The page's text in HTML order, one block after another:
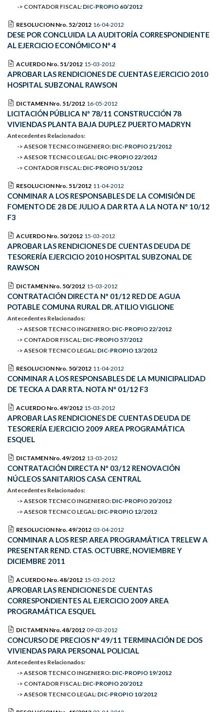
-> CONTADOR FISCAL: DIC-PROPIO 60/2012
RESOLUCION Nro. 52/2012 16-04-2012
DESE POR CONCLUIDA LA AUDITORÍA CORRESPONDIENTE
AL EJERCICIO ECONÓMICO Nº 4
ACUERDO Nro. 51/2012 15-03-2012
APROBAR LAS RENDICIONES DE CUENTAS EJERCICIO 2010
HOSPITAL SUBZONAL RAWSON
DICTAMEN Nro. 51/2012 16-05-2012
LICITACIÓN PÚBLICA Nº 78/11 CONSTRUCCIÓN 78
VIVIENDAS PLANTA BAJA DUPLEZ PUERTO MADRYN
Antecedentes Relacionados:
-> ASESOR TECNICO INGENIERO: DIC-PROPIO 21/2012
-> ASESOR TECNICO LEGAL: DIC-PROPIO 22/2012
-> CONTADOR FISCAL: DIC-PROPIO 51/2012
RESOLUCION Nro. 51/2012 11-04-2012
CONMINAR A LOS RESPONSABLES DE LA COMISIÓN DE
FOMENTO DE 28 DE JULIO A DAR RTA A LA NOTA Nº 10/12
F3
ACUERDO Nro. 50/2012 15-03-2012
APROBAR LAS RENDICIONES DE CUENTAS DEUDA DE
TESORERÍA EJERCICIO 2010 HOSPITAL SUBZONAL DE
RAWSON
DICTAMEN Nro. 50/2012 15-03-2012
CONTRATACIÓN DIRECTA Nº 01/12 RED DE AGUA
POTABLE COMUNA RURAL DR. ATILIO VIGLIONE
Antecedentes Relacionados:
-> ASESOR TECNICO INGENIERO: DIC-PROPIO 22/2012
-> CONTADOR FISCAL: DIC-PROPIO 57/2012
-> ASESOR TECNICO LEGAL: DIC-PROPIO 13/2012
RESOLUCION Nro. 50/2012 11-04-2012
CONMINAR A LOS RESPONSABLES DE LA MUNICIPALIDAD
DE TECKA A DAR RTA. NOTA Nº 01/12 F3
ACUERDO Nro. 49/2012 15-03-2012
APROBAR LAS RENDICIONES DE CUENTAS DEUDA DE
TESORERÍA EJERCICIO 2009 AREA PROGRAMÁTICA
ESQUEL
DICTAMEN Nro. 49/2012 13-03-2012
CONTRATACIÓN DIRECTA Nº 03/12 RENOVACIÓN
NÚCLEOS SANITARIOS CASA CENTRAL
Antecedentes Relacionados:
-> ASESOR TECNICO INGENIERO: DIC-PROPIO 20/2012
-> ASESOR TECNICO LEGAL: DIC-PROPIO 12/2012
RESOLUCION Nro. 49/2012 03-04-2012
CONMINAR A LOS RESP. AREA PROGRAMÁTICA TRELEW A
PRESENTAR REND. CTAS. OCTUBRE, NOVIEMBRE Y
DICIEMBRE 2011
ACUERDO Nro. 48/2012 15-03-2012
APROBAR LAS RENDICIONES DE CUENTAS
CORRESPONDIENTES AL EJERCICIO 2009 AREA
PROGRAMÁTICA ESQUEL
DICTAMEN Nro. 48/2012 09-03-2012
CONCURSO DE PRECIOS Nº 49/11 TERMINACIÓN DE DOS
VIVIENDAS PARA PERSONAL POLICIAL
Antecedentes Relacionados:
-> ASESOR TECNICO INGENIERO: DIC-PROPIO 19/2012
-> CONTADOR FISCAL: DIC-PROPIO 20/2012
-> ASESOR TECNICO LEGAL: DIC-PROPIO 10/2012